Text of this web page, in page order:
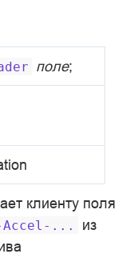
поле;
клиенту поля
Accel-...
из